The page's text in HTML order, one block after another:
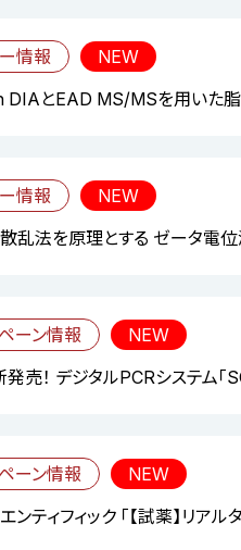
情報
NEW
DIAとEAD MS/MSを用いた
情報
NEW
乱法を原理とする ゼータ電位
ーン情報
NEW
発売！ デジタルPCRシステム
ーン情報
NEW
ンティフィック 「【試薬】